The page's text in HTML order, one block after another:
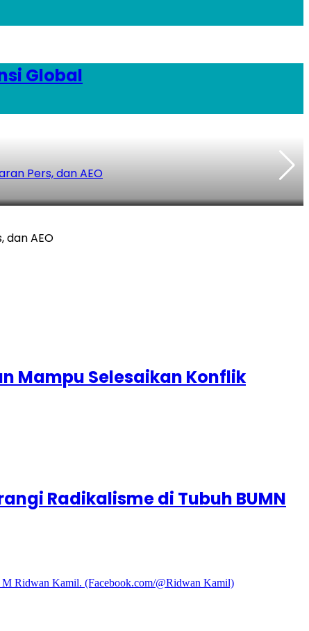
Global
Pers, dan AEO
dan AEO
Mampu Selesaikan Konflik
Radikalisme di Tubuh BUMN